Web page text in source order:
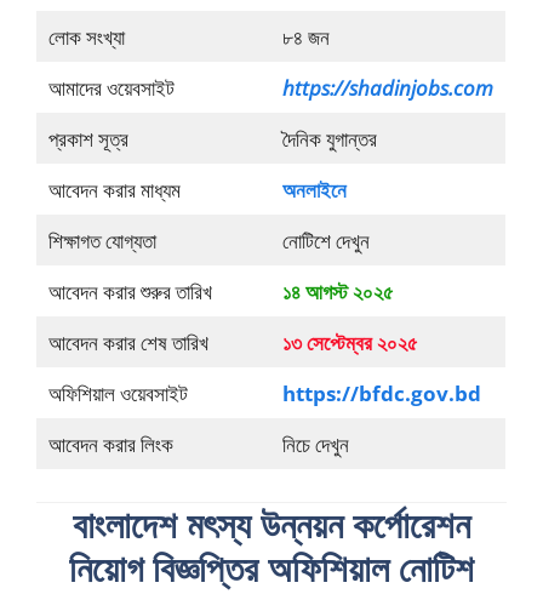
লোক সংখ্যা
৮৪ জন
আমাদের ওয়েবসাইট
https://shadinjobs.com
প্রকাশ সূত্র
দৈনিক যুগান্তর
আবেদন করার মাধ্যম
অনলাইনে
শিক্ষাগত যোগ্যতা
নোটিশে দেখুন
আবেদন করার শুরুর তারিখ
১৪ আগস্ট২০২৫
আবেদন করার শেষ তারিখ
১৩ সেপ্টেম্বর২০২৫
অফিশিয়াল ওয়েবসাইট
https://bfdc.gov.bd
আবেদন করার লিংক
নিচে দেখুন
বাংলাদেশ মৎস্য উন্নয়ন কর্পোরেশন
নিয়োগ বিজ্ঞপ্তির অফিশিয়াল নোটিশ